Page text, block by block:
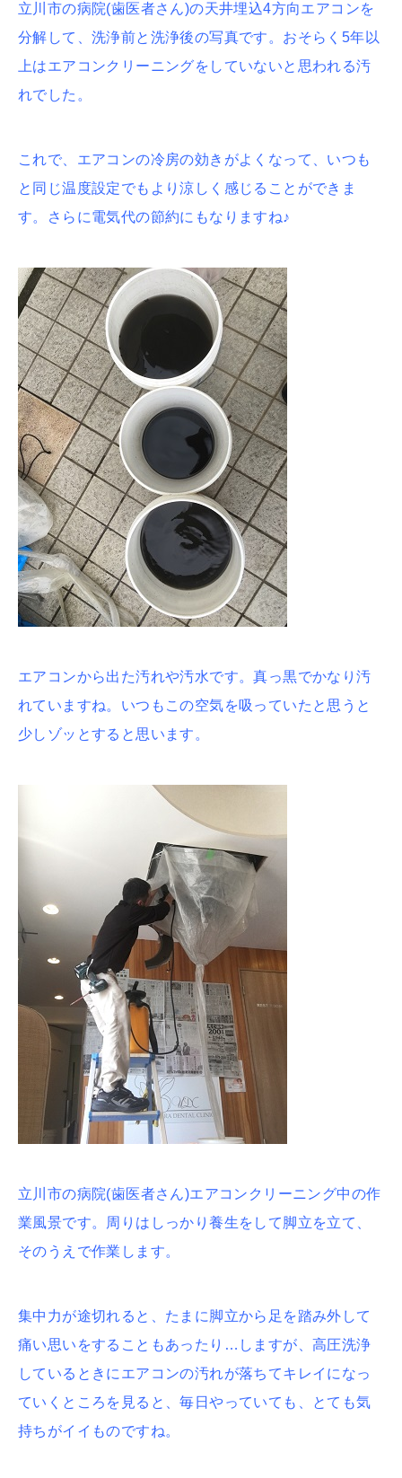
立川市の病院(歯医者さん)の天井埋込4方向エアコンを
分解して、洗浄前と洗浄後の写真です。おそらく5年以
上はエアコンクリーニングをしていないと思われる汚
れでした。
これで、エアコンの冷房の効きがよくなって、いつも
と同じ温度設定でもより涼しく感じることができま
す。さらに電気代の節約にもなりますね♪
エアコンから出た汚れや汚水です。真っ黒でかなり汚
れていますね。いつもこの空気を吸っていたと思うと
少しゾッとすると思います。
立川市の病院(歯医者さん)エアコンクリーニング中の作
業風景です。周りはしっかり養生をして脚立を立て、
そのうえで作業します。
集中力が途切れると、たまに脚立から足を踏み外して
痛い思いをすることもあったり…しますが、高圧洗浄
しているときにエアコンの汚れが落ちてキレイになっ
ていくところを見ると、毎日やっていても、とても気
持ちがイイものですね。